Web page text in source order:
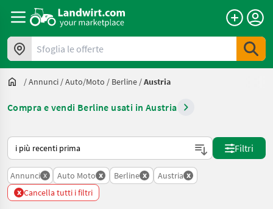
Sfoglia le offerte
/Annunci /Auto/moto / Berline /Austria
Compra e vendi Berline usati in Austria
Ecco come viene ordinato su Landwirt.com
Filtri
Annunci x Auto Moto x Berline x Austria x
x Cancella tutti i filtri